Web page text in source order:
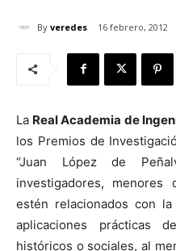
By veredes 16 febrero, 2012
La Real Academia de
los Premios de
“Juan López de
investigadores,
estén relacionados con
aplicaciones prácticas
históricos o sociales, al